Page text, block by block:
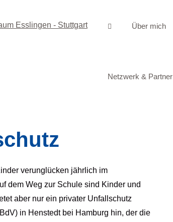
Über mich
Netzwerk & Partner
verunglücken jährlich im
dem Weg zur Schule sind Kinder und
aber nur ein privater Unfallschutz
in Henstedt bei Hamburg hin, der die